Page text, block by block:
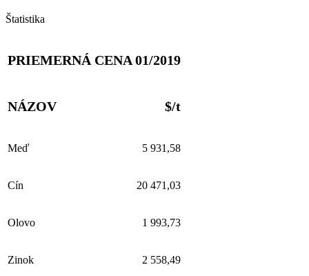
Štatistika
PRIEMERNÁ CENA 01/2019
NÁZOV $/t
Meď 5 931,58
Cín 20 471,03
Olovo 1 993,73
Zinok 2 558,49